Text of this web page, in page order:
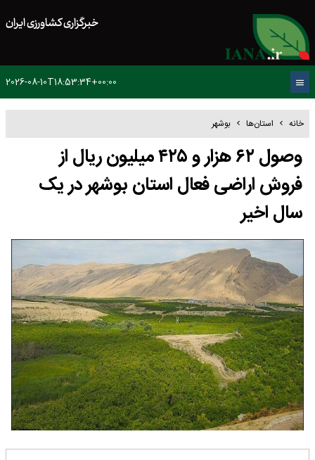
خبرگزاری کشاورزی ایران
2026-08-10T18:53:34+00:00
خانه استان‌ها بوشهر
وصول ۶۲ هزار و ۴۲۵ میلیون ریال از
فروش اراضی فعال استان بوشهر در یک
سال اخیر